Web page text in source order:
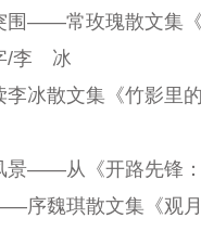
围——常玫瑰散文集
/李 冰
冰散文集《竹影里
景——从《开路先锋：
序魏琪散文集《观